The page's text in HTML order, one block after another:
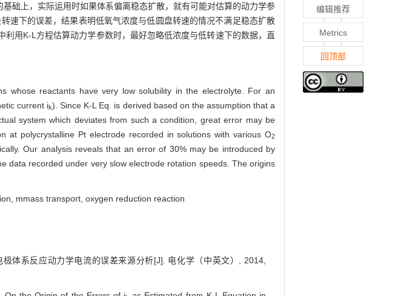
础上，实际运用时如果体系偏离稳态扩散，就有可能对估算的动力学参
速下的误差，结果表明低氧气浓度与低圆盘转速的情况不满足稳态扩散
用K-L方程估算动力学参数时，最好忽略低浓度与低转速下的数据，直
whose reactants have very low solubility in the electrolyte. For an
current ik). Since K-L Eq. is derived based on the assumption that a
system which deviates from such a condition, great error may be
at polycrystalline Pt electrode recorded in solutions with various O2
Our analysis reveals that an error of 30% may be introduced by
data recorded under very slow electrode rotation speeds. The origins
mmass transport, oxygen reduction reaction
体系反应动力学电流的误差来源分析[J]. 电化学（中英文）, 2014,
编辑推荐
Metrics
回顶部